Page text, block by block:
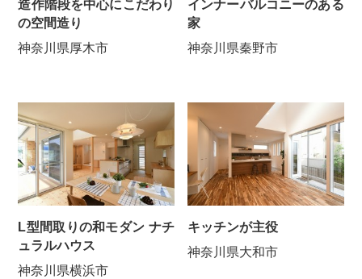
造作階段を中心にこだわり
の空間造り
神奈川県厚木市
インナーバルコニーのある
家
神奈川県秦野市
L型間取りの和モダン ナチ
ュラルハウス
神奈川県横浜市
キッチンが主役
神奈川県大和市